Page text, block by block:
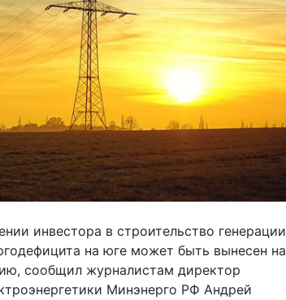
инвестора в строительство генерации
на юге может быть вынесен на
сообщил журналистам директор
Минэнерго РФ Андрей